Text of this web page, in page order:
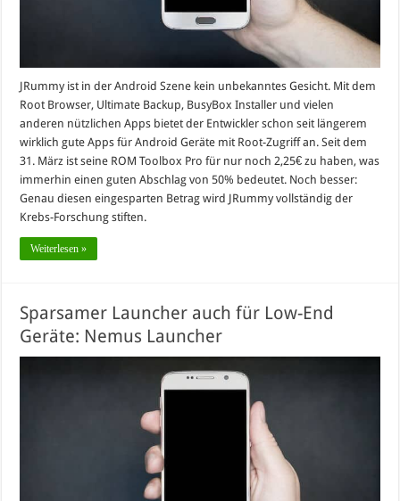
JRummy ist in der Android Szene kein unbekanntes Gesicht. Mit dem
Root Browser, Ultimate Backup, BusyBox Installer und vielen
anderen nützlichen Apps bietet der Entwickler schon seit längerem
wirklich gute Apps für Android Geräte mit Root-Zugriff an. Seit dem
31. März ist seine ROM Toolbox Pro für nur noch 2,25€ zu haben, was
immerhin einen guten Abschlag von 50% bedeutet. Noch besser:
Genau diesen eingesparten Betrag wird JRummy vollständig der
Krebs-Forschung stiften.
Weiterlesen »
Sparsamer Launcher auch für Low-End
Geräte: Nemus Launcher